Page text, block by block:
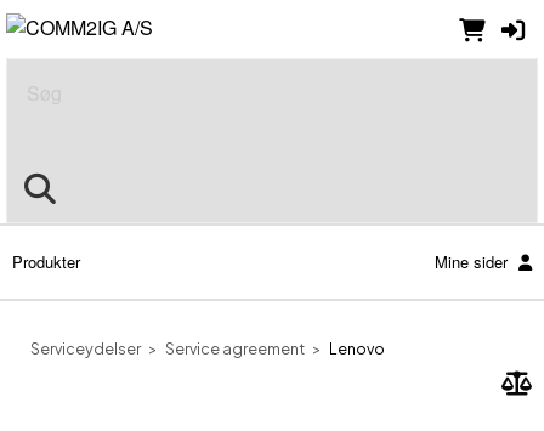
Produkter Mine sider
Serviceydelser Service agreement Lenovo